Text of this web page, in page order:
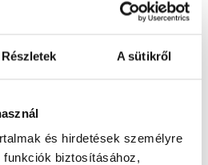
Részletek A sütikről
és hirdetések személyre
biztosításához,